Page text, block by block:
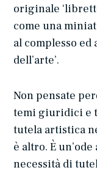
originale
come una
al complesso
dell’arte’.
Non pensate
temi giuridici e
tutela artistica
è altro. È
necessità di